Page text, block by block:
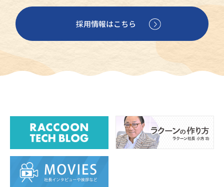
採用情報はこちら